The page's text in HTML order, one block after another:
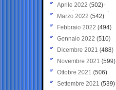
Aprile 2022 (502)
Marzo 2022 (542)
Febbraio 2022 (494)
Gennaio 2022 (510)
Dicembre 2021 (488)
Novembre 2021 (599)
Ottobre 2021 (506)
Settembre 2021 (539)